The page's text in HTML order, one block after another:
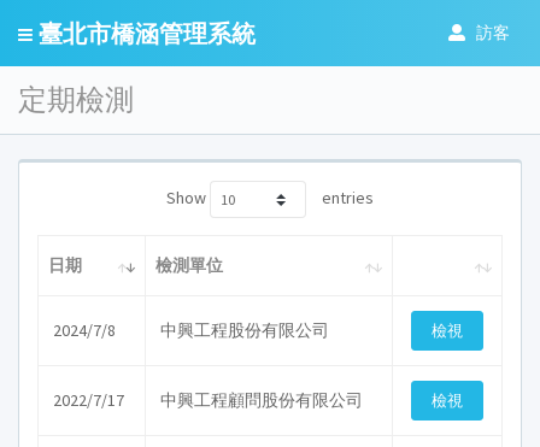
臺北市橋涵管理系統 訪客
定期檢測
Show entries
日期 檢測單位
2024/7/8 中興工程股份有限公司
2022/7/17 中興工程顧問股份有限公司